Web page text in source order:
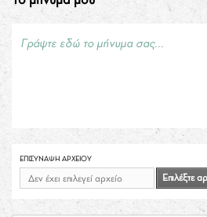
Γράψτε εδώ το μήνυμα σας...
ΕΠΙΣΎΝΑΨΗ ΑΡΧΕΊΟΥ
Δεν έχει επιλεγεί αρχείο Επιλέξτε